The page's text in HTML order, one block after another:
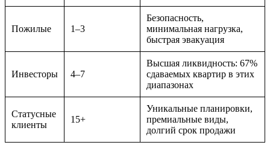
Пожилые 1–3
Безопасность,
минимальная нагрузка,
быстрая эвакуация
Инвесторы 4–7
Высшая ликвидность: 67%
сдаваемых квартир в этих
диапазонах
Статусные
клиенты
15+
Уникальные планировки,
премиальные виды,
долгий срок продажи